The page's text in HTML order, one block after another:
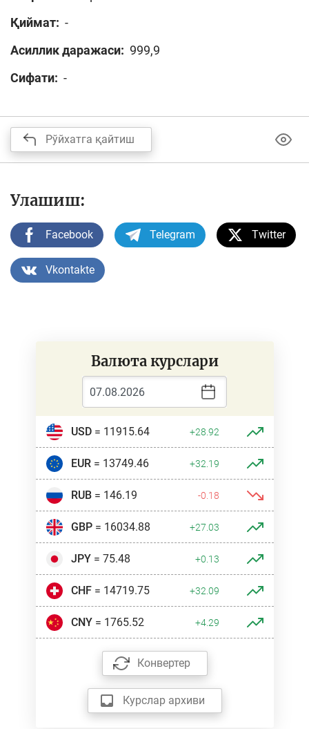
Қиймат: -
Асиллик даражаси: 999,9
Сифати: -
Рўйхатга қайтиш
Улашиш:
Facebook Telegram Twitter
Vkontakte
Валюта курслари
USD= 11915.64 +28.92
EUR= 13749.46 +32.19
RUB= 146.19 -0.18
GBP= 16034.88 +27.03
JPY= 75.48 +0.13
CHF= 14719.75 +32.09
CNY= 1765.52 +4.29
Конвертер
Курслар архиви